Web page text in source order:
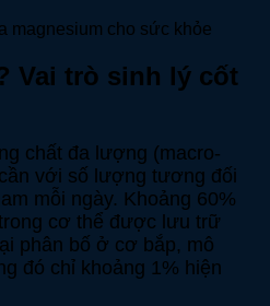
Vai trò sinh lý cốt
chất đa lượng (macro-
với số lượng tương đối
mỗi ngày. Khoảng 60%
cơ thể được lưu trữ
phân bố ở cơ bắp, mô
đó chỉ khoảng 1% hiện